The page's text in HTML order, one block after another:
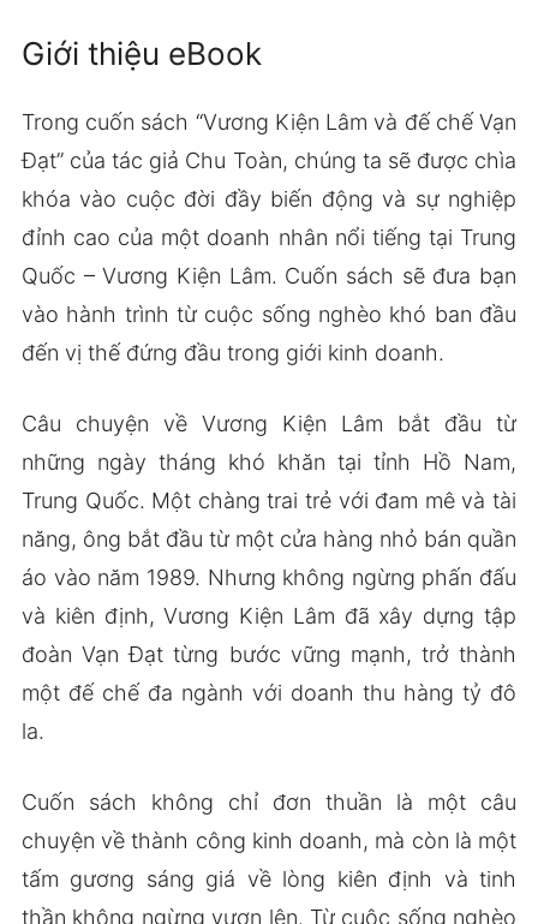
Giới thiệu eBook
Trong cuốn sách “Vương Kiện Lâm và đế chế Vạn
Đạt” của tác giả Chu Toàn, chúng ta sẽ được chìa
khóa vào cuộc đời đầy biến động và sự nghiệp
đỉnh cao của một doanh nhân nổi tiếng tại Trung
Quốc – Vương Kiện Lâm. Cuốn sách sẽ đưa bạn
vào hành trình từ cuộc sống nghèo khó ban đầu
đến vị thế đứng đầu trong giới kinh doanh.
Câu chuyện về Vương Kiện Lâm bắt đầu từ
những ngày tháng khó khăn tại tỉnh Hồ Nam,
Trung Quốc. Một chàng trai trẻ với đam mê và tài
năng, ông bắt đầu từ một cửa hàng nhỏ bán quần
áo vào năm 1989. Nhưng không ngừng phấn đấu
và kiên định, Vương Kiện Lâm đã xây dựng tập
đoàn Vạn Đạt từng bước vững mạnh, trở thành
một đế chế đa ngành với doanh thu hàng tỷ đô
la.
Cuốn sách không chỉ đơn thuần là một câu
chuyện về thành công kinh doanh, mà còn là một
tấm gương sáng giá về lòng kiên định và tinh
thần không ngừng vươn lên. Từ cuộc sống nghèo